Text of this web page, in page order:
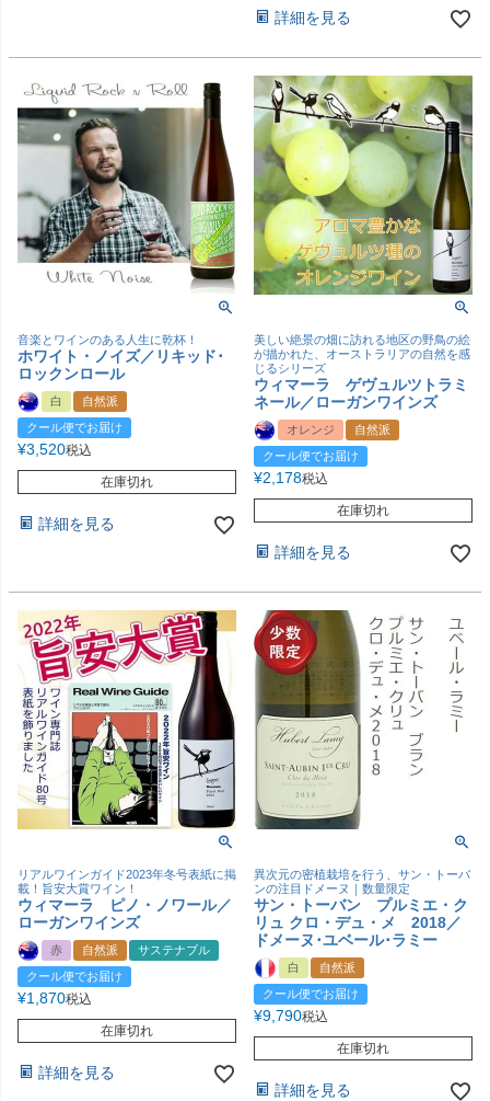
詳細を見る
音楽とワインのある人生に乾杯！
ホワイト・ノイズ／リキッド･
ロックンロール
白
自然派
クール便でお届け
¥3,520税込
在庫切れ
詳細を見る
美しい絶景の畑に訪れる地区の野鳥の絵
が描かれた、オーストラリアの自然を感
じるシリーズ
ウィマーラ ゲヴュルツトラミ
ネール／ローガンワインズ
オレンジ
自然派
クール便でお届け
¥2,178税込
在庫切れ
詳細を見る
リアルワインガイド2023年冬号表紙に掲
載！旨安大賞ワイン！
ウィマーラ ピノ・ノワール／
ローガンワインズ
赤 自然派
サステナブル
クール便でお届け
¥1,870税込
在庫切れ
詳細を見る
異次元の密植栽培を行う、サン・トーバ
ンの注目ドメーヌ｜数量限定
サン・トーバン プルミエ・ク
リュ クロ・デュ・メ 2018／
ドメーヌ･ユベール･ラミー
白
自然派
クール便でお届け
¥9,790税込
在庫切れ
詳細を見る